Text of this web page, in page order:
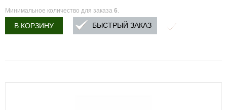
Минимальное количество для заказа 6.
В КОРЗИНУ БЫСТРЫЙ ЗАКАЗ